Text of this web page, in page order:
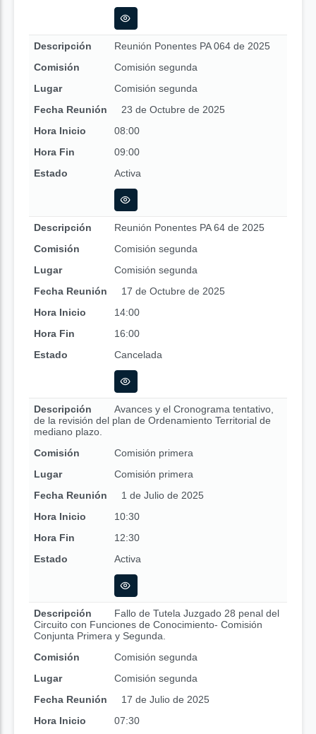
Descripción
Reunión Ponentes PA 064 de 2025
Comisión
Comisión segunda
Lugar
Comisión segunda
Fecha Reunión
23 de Octubre de 2025
Hora Inicio
08:00
Hora Fin
09:00
Estado
Activa
Descripción
Reunión Ponentes PA 64 de 2025
Comisión
Comisión segunda
Lugar
Comisión segunda
Fecha Reunión
17 de Octubre de 2025
Hora Inicio
14:00
Hora Fin
16:00
Estado
Cancelada
Descripción
Avances y el Cronograma tentativo,
de la revisión del plan de Ordenamiento Territorial de
mediano plazo.
Comisión
Comisión primera
Lugar
Comisión primera
Fecha Reunión
1 de Julio de 2025
Hora Inicio
10:30
Hora Fin
12:30
Estado
Activa
Descripción
Fallo de Tutela Juzgado 28 penal del
Circuito con Funciones de Conocimiento- Comisión
Conjunta Primera y Segunda.
Comisión
Comisión segunda
Lugar
Comisión segunda
Fecha Reunión
17 de Julio de 2025
Hora Inicio
07:30